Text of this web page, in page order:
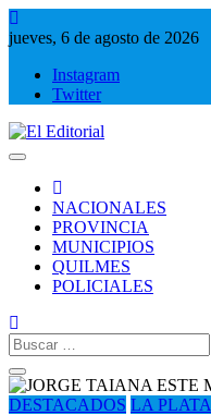
Saltar
al
jueves, 6 de agosto de 2026
Instagram
Twitter
NACIONALES
PROVINCIA
MUNICIPIOS
QUILMES
POLICIALES
Buscar:
DESTACADOS LA PLATA